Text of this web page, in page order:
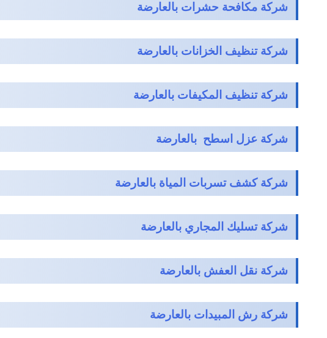
شركة مكافحة حشرات بالعارضة
شركة تنظيف الخزانات بالعارضة
شركة تنظيف المكيفات بالعارضة
شركة عزل اسطح بالعارضة
شركة كشف تسربات المياة بالعارضة
شركة تسليك المجاري بالعارضة
شركة نقل العفش بالعارضة
شركة رش المبيدات بالعارضة